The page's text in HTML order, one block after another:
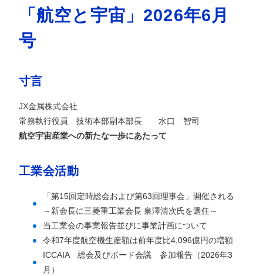
「航空と宇宙」2026年6月
号
寸言
JX金属株式会社
常務執行役員 技術本部副本部長 水口 智司
航空宇宙産業への新たな一歩にあたって
工業会活動
「第15回定時総会および第63回理事会」開催される
～新会長に三菱重工業会長 泉澤清次氏を選任～
当工業会の事業報告並びに事業計画について
令和7年度航空機生産額は前年度比4,096億円の増額
ICCAIA 総会及びボード会議 参加報告（2026年3
月）